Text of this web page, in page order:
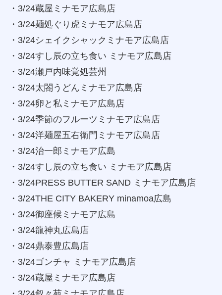
・3/24蔵屋ミナモア広島店
・3/24麺処ぐり虎ミナモア広島店
・3/24シェイクシャックミナモア広島店
・3/24すし辰の立ち食い ミナモア広島店
・3/24瀬戸内味覚処芸州
・3/24太閤うどんミナモア広島店
・3/24卵と私ミナモア広島店
・3/24季節のフルーツミナモア広島店
・3/24洋麺屋五右衛門ミナモア広島店
・3/24治一郎ミナモア広島
・3/24すし辰の立ち食い ミナモア広島店
・3/24PRESS BUTTER SAND ミナモア広島店
・3/24THE CITY BAKERY minamoa広島
・3/24御座候ミナモア広島
・3/24龍神丸広島店
・3/24鼎泰豊広島店
・3/24ゴンチャ ミナモア広島店
・3/24蔵屋ミナモア広島店